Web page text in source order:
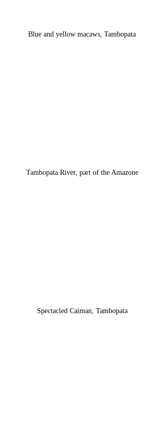
Blue and yellow macaws, Tambopata
Tambopata River, part of the Amazone
Spectacled Caiman, Tambopata